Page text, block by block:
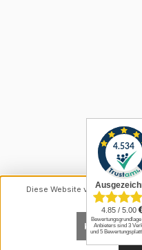
Diese Website verwendet